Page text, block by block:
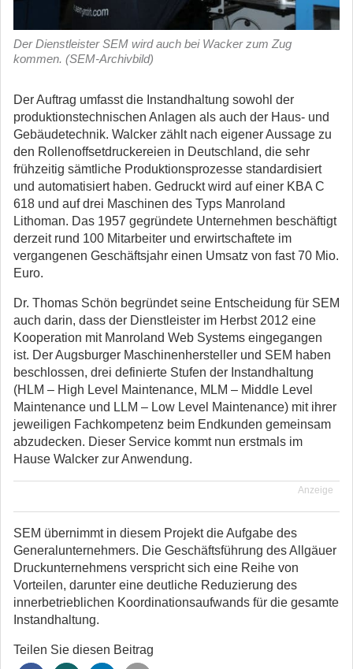
Der Dienstleister SEM wird auch bei Wacker zum Zug
kommen. (SEM-Archivbild)
Der Auftrag umfasst die Instandhaltung sowohl der
produktionstechnischen Anlagen als auch der Haus- und
Gebäudetechnik. Walcker zählt nach eigener Aussage zu
den Rollenoffsetdruckereien in Deutschland, die sehr
frühzeitig sämtliche Produktionsprozesse standardisiert
und automatisiert haben. Gedruckt wird auf einer KBA C
618 und auf drei Maschinen des Typs Manroland
Lithoman. Das 1957 gegründete Unternehmen beschäftigt
derzeit rund 100 Mitarbeiter und erwirtschaftete im
vergangenen Geschäftsjahr einen Umsatz von fast 70 Mio.
Euro.
Dr. Thomas Schön begründet seine Entscheidung für SEM
auch darin, dass der Dienstleister im Herbst 2012 eine
Kooperation mit Manroland Web Systems eingegangen
ist. Der Augsburger Maschinenhersteller und SEM haben
beschlossen, drei definierte Stufen der Instandhaltung
(HLM – High Level Maintenance, MLM – Middle Level
Maintenance und LLM – Low Level Maintenance) mit ihrer
jeweiligen Fachkompetenz beim Endkunden gemeinsam
abzudecken. Dieser Service kommt nun erstmals im
Hause Walcker zur Anwendung.
Anzeige
SEM übernimmt in diesem Projekt die Aufgabe des
Generalunternehmers. Die Geschäftsführung des Allgäuer
Druckunternehmens verspricht sich eine Reihe von
Vorteilen, darunter eine deutliche Reduzierung des
innerbetrieblichen Koordinationsaufwands für die gesamte
Instandhaltung.
Teilen Sie diesen Beitrag